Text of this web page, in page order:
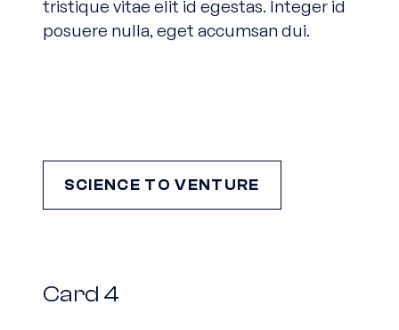
tristique vitae elit id egestas. Integer id
posuere nulla, eget accumsan dui.
SCIENCE TO VENTURE
Card 4